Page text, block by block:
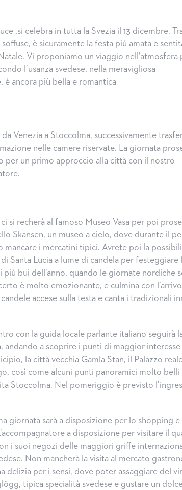
,si celebra in tutta la Svezia il 13 dicembre.
è sicuramente la festa più amata e
Vi proponiamo un viaggio nell’atmosfera
l’usanza svedese, nella meravigliosa
ancora più bella e romantica
Venezia a Stoccolma, successivamente
nelle camere riservate. La giornata
per un primo approccio alla città con il nostro
ci si recherà al famoso Museo Vasa per poi
Skansen, un museo a cielo, dove durante il
mancare i mercatini tipici. Avrete poi la
Santa Lucia a lume di candela per festeggiare
più bui dell’anno, quando le giornate nordiche
è molto emozionante, e culmina con
accese sulla testa e canta i tradizionali
con la guida locale parlante italiano seguirà
andando a scoprire i punti di maggior
la città vecchia Gamla Stan, il Palazzo
così come alcuni punti panoramici molto belli
Stoccolma. Nel pomeriggio è previsto
giornata sarà a disposizione per lo shopping
a disposizione per visitare il
i suoi negozi delle maggiori griffe
Non mancherà la visita al mercato
delizia per i sensi, dove poter assaggiare del
tipica specialità svedese e gustare un